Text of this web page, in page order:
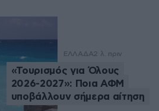
ΕΛΛΑΔΑ2 λ. πριν
«Τουρισμός για Όλους
2026-2027»: Ποια ΑΦΜ
υποβάλλουν σήμερα αίτηση